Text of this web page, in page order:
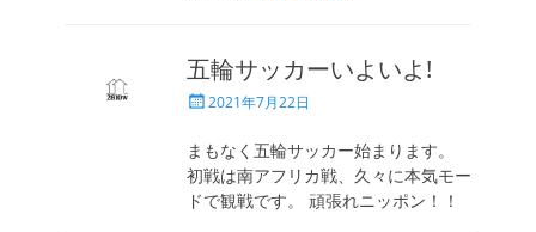
五輪サッカーいよいよ!
投
日
2021年7月22日
まもなく五輪サッカー始まります。
初戦は南アフリカ戦、久々に本気モー
ドで観戦です。 頑張れニッポン！！